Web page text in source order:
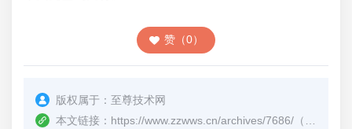
赞（0）
版权属于： 至尊技术网
本文链接： https://www.zzwws.cn/archives/7686/ （转载时请注明本文出处及文章链接）